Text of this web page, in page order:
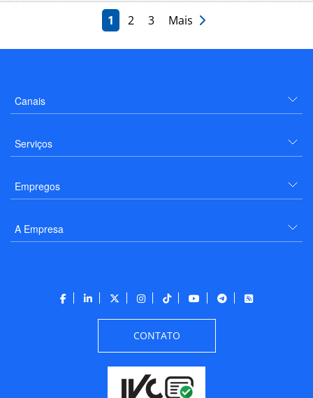
1 2 3 Mais
Canais
Serviços
Empregos
A Empresa
CONTATO